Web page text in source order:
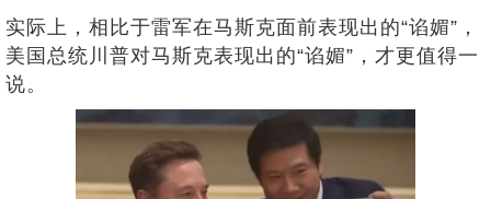
实际上，相比于雷军在马斯克面前表现出的“谄媚”，
美国总统川普对马斯克表现出的“谄媚”，才更值得一
说。